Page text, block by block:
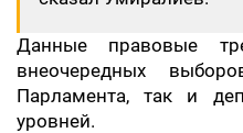
Данные правовые
внеочередных
Парламента, так и
уровней.